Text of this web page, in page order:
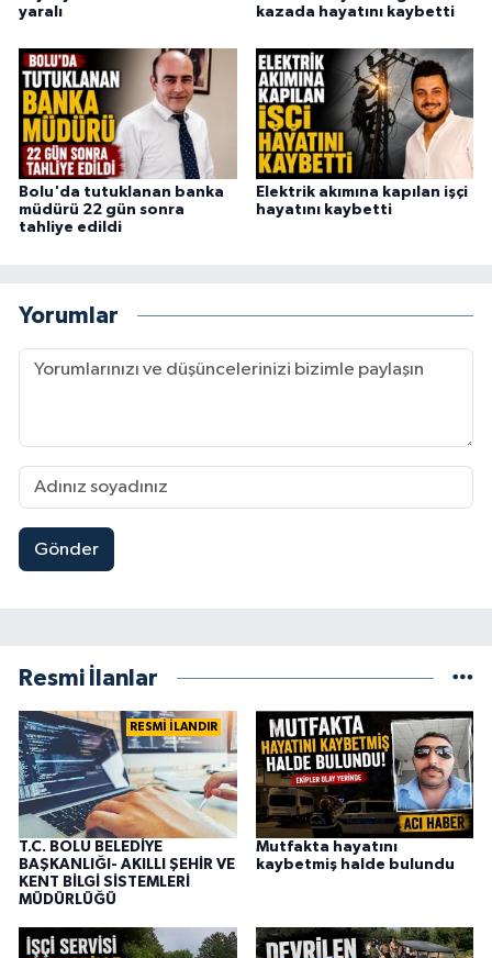
yaralı
kazada hayatını kaybetti
Bolu'da tutuklanan banka
müdürü 22 gün sonra
tahliye edildi
Elektrik akımına kapılan işçi
hayatını kaybetti
Yorumlar
Gönder
Resmi İlanlar
RESMİ İLANDIR
T.C. BOLU BELEDİYE
BAŞKANLIĞI- AKILLI ŞEHİR VE
KENT BİLGİ SİSTEMLERİ
MÜDÜRLÜĞÜ
Mutfakta hayatını
kaybetmiş halde bulundu